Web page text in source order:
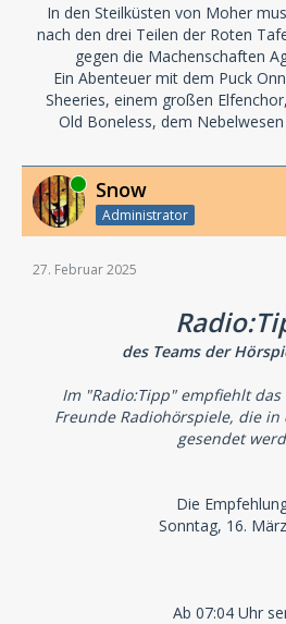
In den Steilküsten von Moher
nach den drei Teilen der Roten
gegen die Machenschaften
Ein Abenteuer mit dem Puck
Sheeries, einem großen
Old Boneless, dem
Online Snow
Administrator
27. Februar 2025
des Teams der
Im "Radio:Tipp" empfiehlt
Freunde Radiohörspiele, die in
gesendet
Die
Sonntag, 16.
Ab 07:04 Uhr